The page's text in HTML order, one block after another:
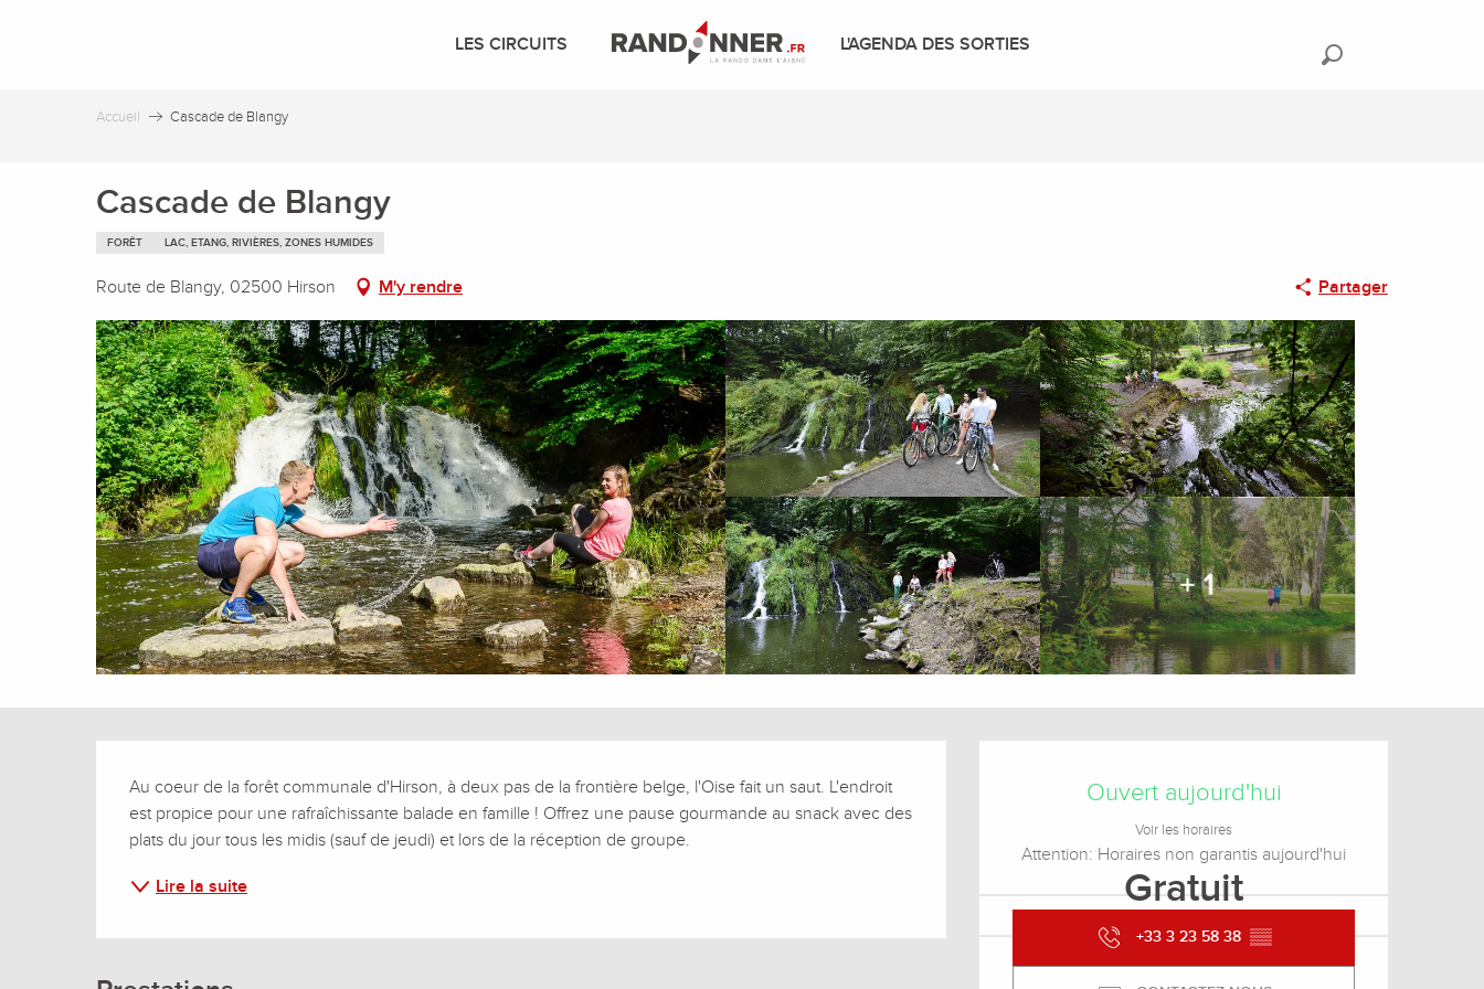
LES CIRCUITS L'AGENDA DES SORTIES
Accueil Cascade de Blangy
Cascade de Blangy
FORÊT LAC, ETANG, RIVIÈRES, ZONES HUMIDES
Route de Blangy, 02500 Hirson M'y rendre Partager
+ 1
Ouverture et
Ouvert aujourd'hui
Voir les horaires
Attention: Horaires non garantis aujourd'hui
Gratuit
+33 3 23 58 38 ▒▒
Description
Au coeur de la forêt communale d'Hirson, à deux pas de la frontière belge, l'Oise fait un saut. L'endroit
est propice pour une rafraîchissante balade en famille ! Offrez une pause gourmande au snack avec des
plats du jour tous les midis (sauf de jeudi) et lors de la réception de groupe.
Lire la suite